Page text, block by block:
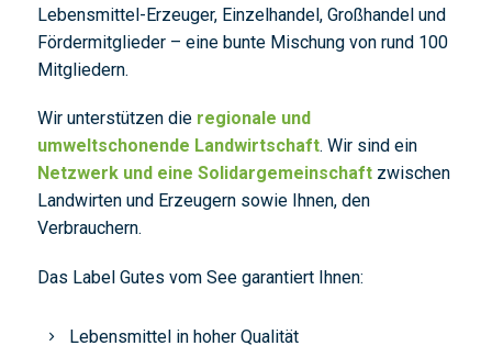
Lebensmittel-Erzeuger, Einzelhandel, Großhandel und
Fördermitglieder – eine bunte Mischung von rund 100
Mitgliedern.
Wir unterstützen die regionale und
umweltschonende Landwirtschaft. Wir sind ein
Netzwerk und eine Solidargemeinschaftzwischen
Landwirten und Erzeugern sowie Ihnen, den
Verbrauchern.
Das Label Gutes vom See garantiert Ihnen:
Lebensmittel in hoher Qualität